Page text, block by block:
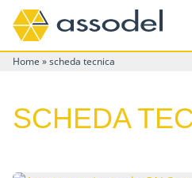
Home »scheda tecnica
SCHEDA